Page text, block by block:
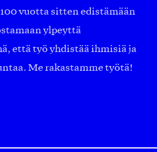
vuotta sitten edistämään
ylpeyttä
että työ yhdistää ihmisiä ja
Me rakastamme työtä!